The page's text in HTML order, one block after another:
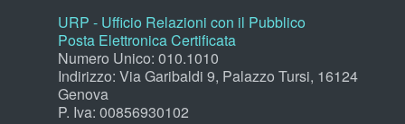
URP - Ufficio Relazioni con il Pubblico
Posta Elettronica Certificata
Numero Unico: 010.1010
Indirizzo: Via Garibaldi 9, Palazzo Tursi, 16124
Genova
P. Iva: 00856930102